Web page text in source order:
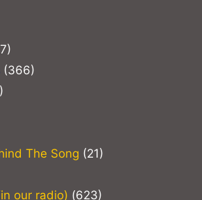
(366)
The Song (21)
our radio) (623)